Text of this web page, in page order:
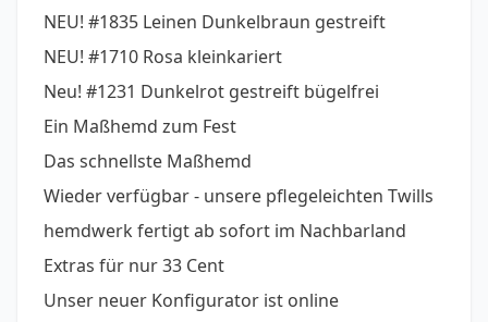
NEU! #1835 Leinen Dunkelbraun gestreift
NEU! #1710 Rosa kleinkariert
Neu! #1231 Dunkelrot gestreift bügelfrei
Ein Maßhemd zum Fest
Das schnellste Maßhemd
Wieder verfügbar - unsere pflegeleichten Twills
hemdwerk fertigt ab sofort im Nachbarland
Extras für nur 33 Cent
Unser neuer Konfigurator ist online